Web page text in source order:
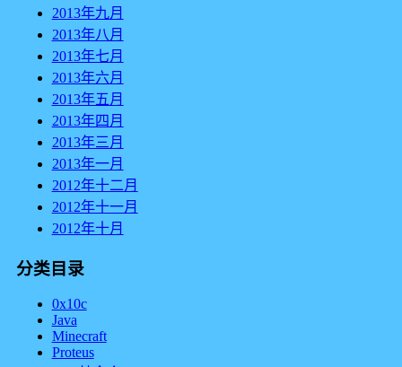
2013年九月
2013年八月
2013年七月
2013年六月
2013年五月
2013年四月
2013年三月
2013年一月
2012年十二月
2012年十一月
2012年十月
分类目录
0x10c
Java
Minecraft
Proteus